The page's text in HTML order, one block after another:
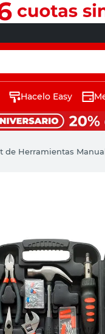
Hacelo Easy
de Herramientas Manual